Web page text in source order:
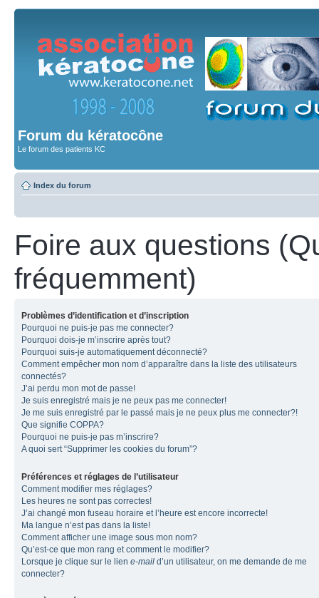
Forum du kératocône
Le forum des patients KC
Index du forum
Foire aux questions
fréquemment)
Problèmes d’identification et d’inscription
Pourquoi ne puis-je pas me connecter?
Pourquoi dois-je m’inscrire après tout?
Pourquoi suis-je automatiquement déconnecté?
Comment empêcher mon nom d’apparaître dans la liste des utilisateurs
connectés?
J’ai perdu mon mot de passe!
Je suis enregistré mais je ne peux pas me connecter!
Je me suis enregistré par le passé mais je ne peux plus me connecter?!
Que signifie COPPA?
Pourquoi ne puis-je pas m’inscrire?
A quoi sert “Supprimer les cookies du forum”?
Préférences et réglages de l’utilisateur
Comment modifier mes réglages?
Les heures ne sont pas correctes!
J’ai changé mon fuseau horaire et l’heure est encore incorrecte!
Ma langue n’est pas dans la liste!
Comment afficher une image sous mon nom?
Qu’est-ce que mon rang et comment le modifier?
Lorsque je clique sur le lien e-mail d’un utilisateur, on me demande de me
connecter?